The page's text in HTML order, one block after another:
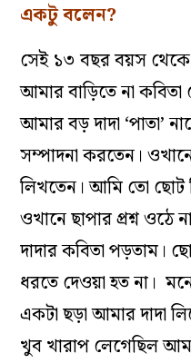
একটুবলেন?
সেই ১৩ বছরবয়সথেকে
আমারবাড়িতেনাকবিতা
আমারবড়দাদা‘পাতা’
সম্পাদনাকরতেন।
লিখতেন। আমিতোছোট
ওখানেছাপারপ্রশ্নওঠে না
দাদারকবিতাপড়তাম।
ধরতেদেওয়াহতনা।
একটাছড়াআমারদাদা
খুবখারাপলেগেছিল